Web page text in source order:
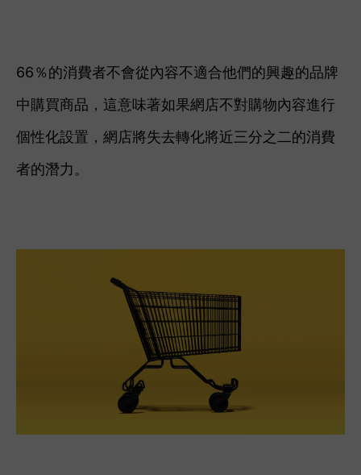
66％的消費者不會從內容不適合他們的興趣的品牌
中購買商品，這意味著如果網店不對購物內容進行
個性化設置，網店將失去轉化將近三分之二的消費
者的潛力。